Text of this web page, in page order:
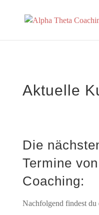
Aktuelle
Die
Termine
Coaching:
Nachfolgend findest du